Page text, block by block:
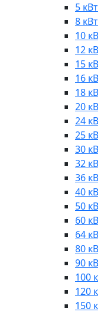
5 кВт
8 кВт
10
12
15
16
18
20
24
25
30
32
36
40
50
60
64
80
90
100
120
150